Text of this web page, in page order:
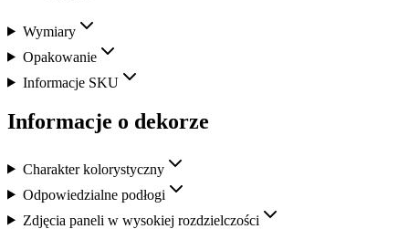
Wymiary
Opakowanie
Informacje SKU
Informacje o dekorze
Charakter kolorystyczny
Odpowiedzialne podłogi
Zdjęcia paneli w wysokiej rozdzielczości